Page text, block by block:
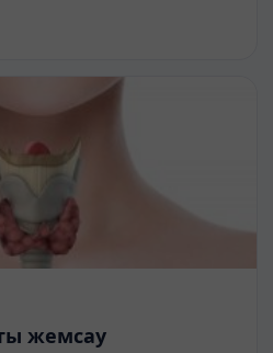
жемсау